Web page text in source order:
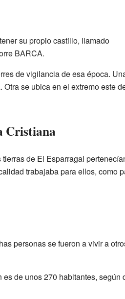
su propio castillo, llamado
BARCA.
de vigilancia de esa época.
Otra se ubica en el extremo este
Cristiana
de El Esparragal
trabajaba para ellos, como
personas se fueron a vivir a
de unos 270 habitantes, según